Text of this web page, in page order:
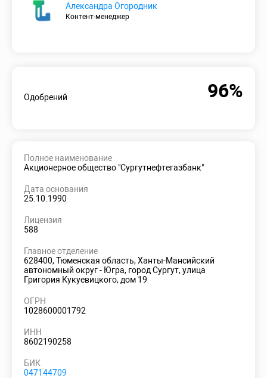
Александра Огородник
Контент-менеджер
Одобрений 96%
Полное наименование
Акционерное общество "Сургутнефтегазбанк"
Дата основания
25.10.1990
Лицензия
588
Главное отделение
628400, Тюменская область, Ханты-Мансийский
автономный округ - Югра, город Сургут, улица
Григория Кукуевицкого, дом 19
ОГРН
1028600001792
ИНН
8602190258
БИК
047144709